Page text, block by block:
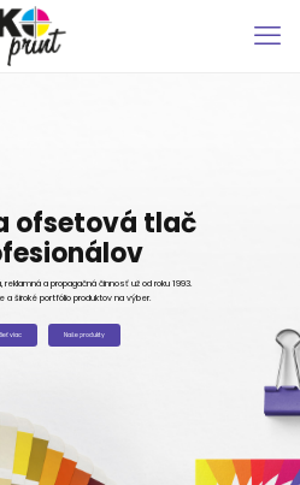
Naše produkty
ofsetová tlač
fesionálov
a propagačná činnosť už od roku 1993.
a široké portfólio produktov na výber.
viac